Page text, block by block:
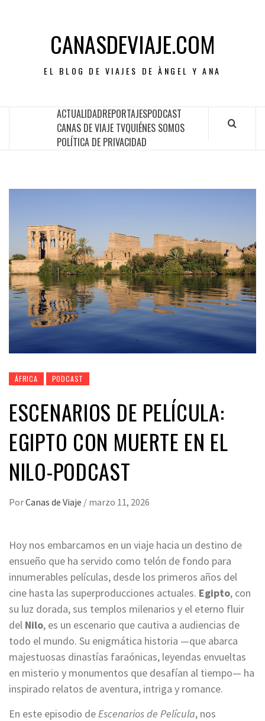
CANASDEVIAJE.COM
EL BLOG DE VIAJES DE ÀNGEL Y ANA
ACTUALIDADREPORTAJESPODCAST
CANAS DE VIAJE TVQUIÉNES SOMOS
POLÍTICA DE PRIVACIDAD
ÁFRICA PODCAST
ESCENARIOS DE PELÍCULA:
EGIPTO CON MUERTE EN EL
NILO-PODCAST
PorCanas de Viaje / marzo 11, 2026
Hoy nos embarcamos en un viaje hacia un destino de
ensueño que ha servido como telón de fondo para
innumerables películas, desde los primeros años del
cine hasta las superproducciones actuales. Egipto, con
su luz dorada, sus templos milenarios y el eterno fluir
del Nilo, es un escenario que cautiva a audiencias de
todo el mundo. Su enigmática historia —que abarca
majestuosas dinastías faraónicas, leyendas envueltas
en misterio y monumentos que desafían al tiempo— ha
inspirado relatos de aventura, intriga y romance.
En este episodio de Escenarios de Película, nos